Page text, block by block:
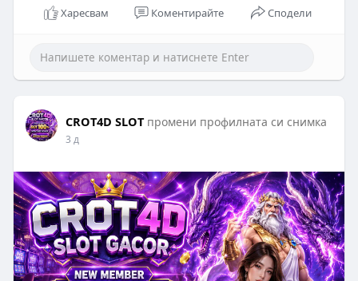
Харесвам Коментирайте Сподели
CROT4D SLOT промени профилната си снимка
3 д